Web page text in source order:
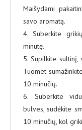
Maišydami
savo aromatą.
4. Suberkite
minutę.
5. Supilkite
Tuomet
10 minučių.
6. Suberkite
bulves, sudėkite
10 minučių, kol